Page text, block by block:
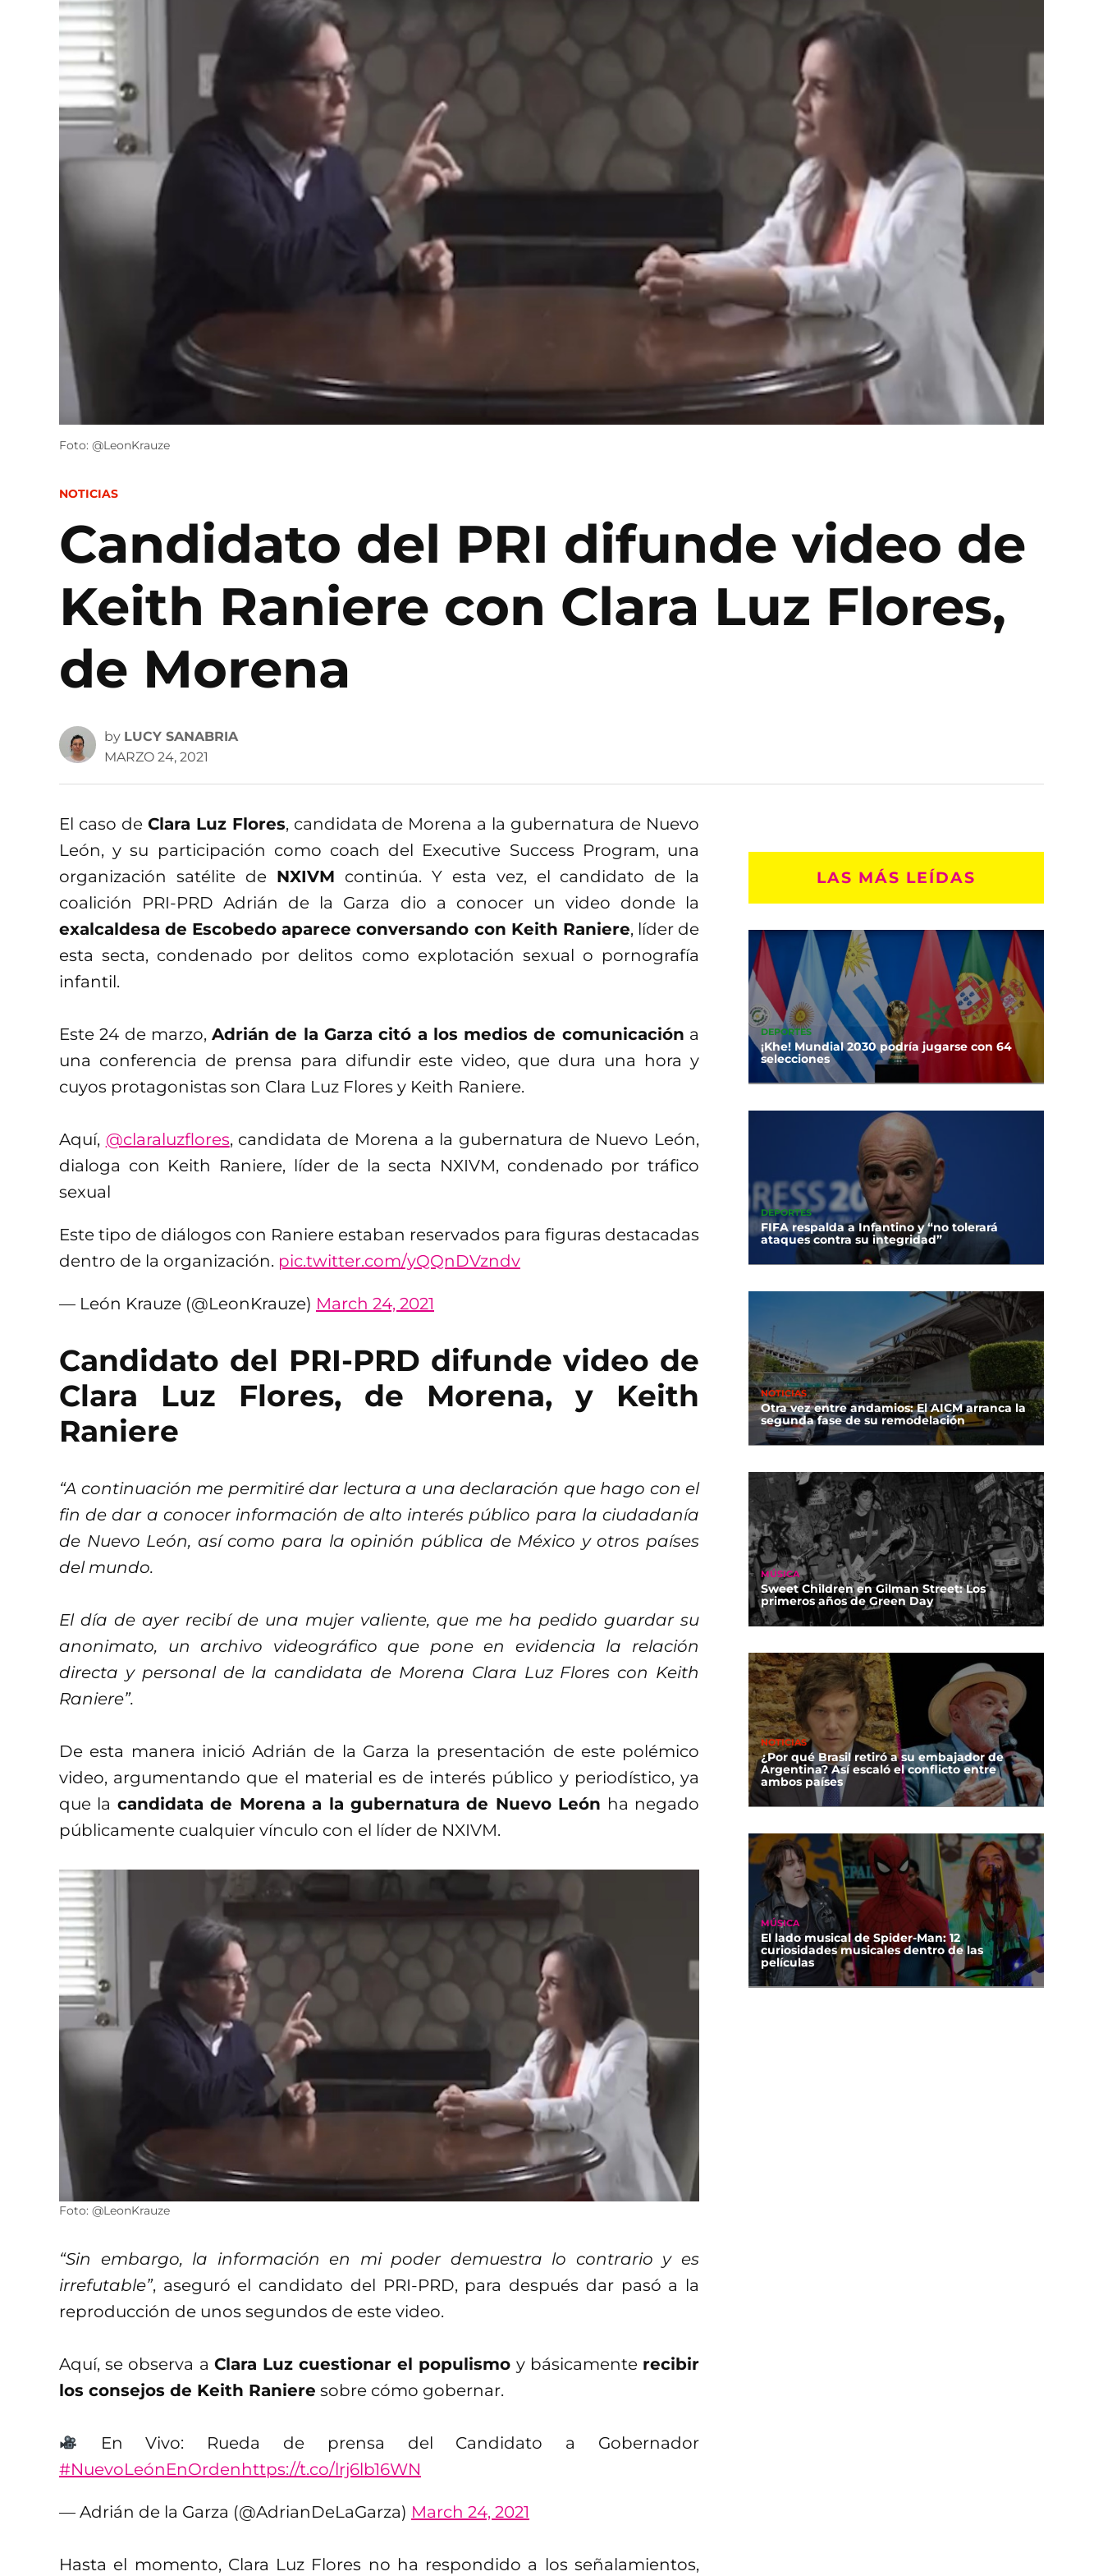
Foto: @LeonKrauze
POSTED
NOTICIAS
Candidato del PRI difunde video de
Keith Raniere con Clara Luz Flores,
de Morena
by LUCY SANABRIA
MARZO 24, 2021
El caso de Clara Luz Flores, candidata de Morena a la gubernatura de Nuevo
León, y su participación como coach del Executive Success Program, una
organización satélite deNXIVM continúa. Y esta vez, el candidato de la
coalición PRI-PRD Adrián de la Garza dio a conocer un video donde la
exalcaldesa de Escobedo aparece conversando con Keith Raniere, líder de
esta secta, condenado por delitos como explotación sexual o pornografía
infantil.
Este 24 de marzo,Adrián de la Garza citó a los medios de comunicación a
una conferencia de prensa para difundir este video, que dura una hora y
cuyos protagonistas son Clara Luz Flores y Keith Raniere.
Aquí, @claraluzflores, candidata de Morena a la gubernatura de Nuevo León,
dialoga con Keith Raniere, líder de la secta NXIVM, condenado por tráfico
sexual
Este tipo de diálogos con Raniere estaban reservados para figuras destacadas
dentro de la organización. pic.twitter.com/yQQnDVzndv
— León Krauze (@LeonKrauze) March 24, 2021
Candidato del PRI-PRD difunde video de
Clara Luz Flores, de Morena, y Keith
Raniere
“A continuación me permitiré dar lectura a una declaración que hago con el
fin de dar a conocer información de alto interés público para la ciudadanía
de Nuevo León, así como para la opinión pública de México y otros países
del mundo.
El día de ayer recibí de una mujer valiente, que me ha pedido guardar su
anonimato, un archivo videográfico que pone en evidencia la relación
directa y personal de la candidata de Morena Clara Luz Flores con Keith
Raniere”.
De esta manera inició Adrián de la Garza la presentación de este polémico
video, argumentando que el material es de interés público y periodístico, ya
que la candidata de Morena a la gubernatura de Nuevo León ha negado
públicamente cualquier vínculo con el líder de NXIVM.
Foto: @LeonKrauze
“Sin embargo, la información en mi poder demuestra lo contrario y es
irrefutable”, aseguró el candidato del PRI-PRD, para después dar pasó a la
reproducción de unos segundos de este video.
Aquí, se observa a Clara Luz cuestionar el populismo y básicamente recibir
los consejos de Keith Raniere sobre cómo gobernar.
En Vivo: Rueda de prensa del Candidato a Gobernador
#NuevoLeónEnOrdenhttps://t.co/lrj6lb16WN
— Adrián de la Garza (@AdrianDeLaGarza) March 24, 2021
Hasta el momento, Clara Luz Flores no ha respondido a los señalamientos,
LAS MÁS LEÍDAS
DEPORTES
¡Khe! Mundial 2030 podría jugarse con 64
selecciones
DEPORTES
FIFA respalda a Infantino y “no tolerará
ataques contra su integridad”
NOTICIAS
Otra vez entre andamios: El AICM arranca la
segunda fase de su remodelación
MÚSICA
Sweet Children en Gilman Street: Los
primeros años de Green Day
NOTICIAS
¿Por qué Brasil retiró a su embajador de
Argentina? Así escaló el conflicto entre
ambos países
MÚSICA
El lado musical de Spider-Man: 12
curiosidades musicales dentro de las
películas